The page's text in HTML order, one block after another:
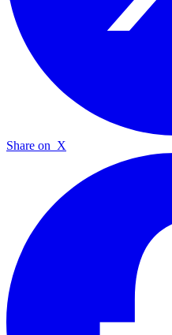
Share on X